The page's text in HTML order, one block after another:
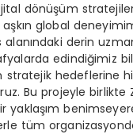
dönüşüm
aşkın global
derin
edindiğimiz
stratejik hedeflerine
Bu projeyle birlikte
yaklaşım
tüm